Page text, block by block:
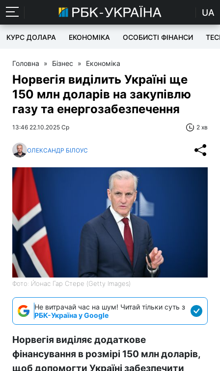
UA
КУРС ДОЛАРА ЕКОНОМІКА ОСОБИСТІ ФІНАНСИ
Головна » Бізнес » Економіка
Норвегія виділить Україні ще
150 млн доларів на закупівлю
газу та енергозабезпечення
13:46 22.10.2025 Ср 2 хв
ОЛЕКСАНДР БІЛОУС
Фото: Йонас Гар Стере (Getty Images)
Не витрачай час на шум! Читай тільки суть з
РБК-Україна у Google
Норвегія виділяє додаткове
фінансування в розмірі 150 млн доларів,
щоб допомогти Україні забезпечити